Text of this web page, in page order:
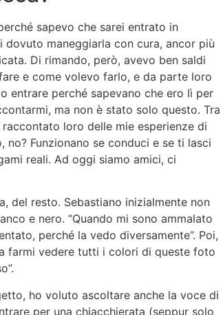
sapevo che sarei entrato in
maneggiarla con cura, ancor più
Di rimando, però, avevo ben saldi
e come volevo farlo, e da parte loro
entrare perché sapevano che ero lì per
ma non è stato solo questo. Tra
loro delle mie esperienze di
Funzionano se conduci e se ti lasci
reali. Ad oggi siamo amici, ci
del resto. Sebastiano inizialmente non
e nero. “Quando mi sono ammalato
perché la vedo diversamente”. Poi,
farmi vedere tutti i colori di queste foto
ho voluto ascoltare anche la voce di
per una chiacchierata (seppur solo